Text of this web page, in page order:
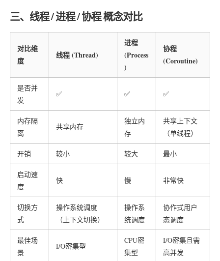
三、线程 / 进程 / 协程 概念对比
对比维
度
线程 (Thread)
进程
(Process
)
协程
(Coroutine)
是否并
发
✅ ✅ ✅
内存隔
离
共享内存
独立内
存
共享上下文
（单线程）
开销 较小 较大 最小
启动速
度
快 慢 非常快
切换方
式
操作系统调度
（上下文切换）
操作系
统调度
协作式用户
态调度
最佳场
景
I/O密集型
CPU密
集型
I/O密集且需
高并发